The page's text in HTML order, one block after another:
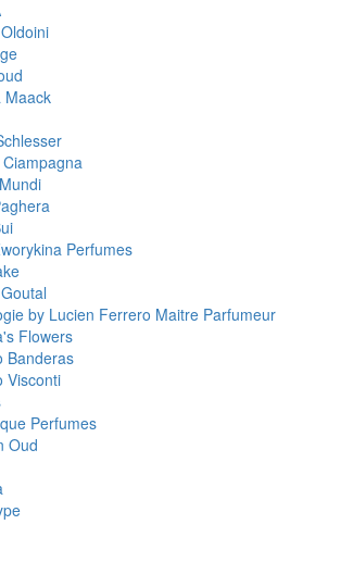
Maack
Perfumes
by Lucien Ferrero Maitre Parfumeur
Flowers
Banderas
Visconti
Perfumes
Oud